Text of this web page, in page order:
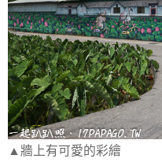
▲牆上有可愛的彩繪